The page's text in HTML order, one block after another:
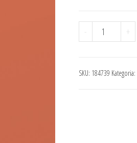
-
ilość
Metodologia
doktorskiej
+
SKU: 184739 Kategoria: